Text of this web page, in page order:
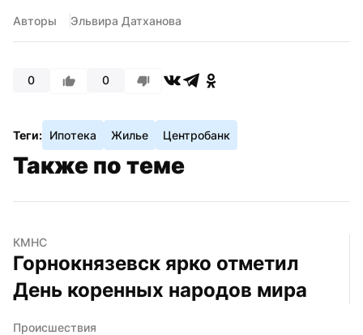
Авторы Эльвира Датханова
0 0
Теги: Ипотека Жилье Центробанк
Также по теме
КМНС
Горнокнязевск ярко отметил
День коренных народов мира
Происшествия